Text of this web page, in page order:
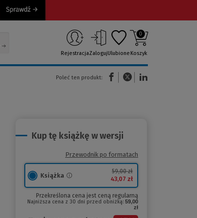
RejestracjaZalogujUlubione
0
Koszyk
Poleć ten produkt:
(Nowe okno)(Link do innej strony)
Kup tę książkę w wersji
Przewodnik po formatach
Książka
59,00 zł
43,07 zł
Przekreślona cena jest ceną regularną
Najniższa cena z 30 dni przed obniżką: 59,00
zł